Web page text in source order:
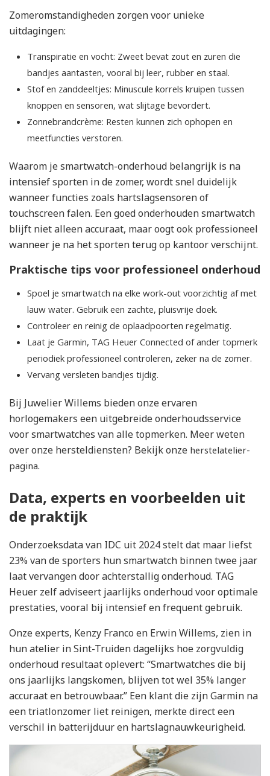
Zomeromstandigheden zorgen voor unieke
uitdagingen:
Transpiratie en vocht: Zweet bevat zout en zuren die
bandjes aantasten, vooral bij leer, rubber en staal.
Stof en zanddeeltjes: Minuscule korrels kruipen tussen
knoppen en sensoren, wat slijtage bevordert.
Zonnebrandcrème: Resten kunnen zich ophopen en
meetfuncties verstoren.
Waarom je smartwatch-onderhoud belangrijk is na
intensief sporten in de zomer, wordt snel duidelijk
wanneer functies zoals hartslagsensoren of
touchscreen falen. Een goed onderhouden smartwatch
blijft niet alleen accuraat, maar oogt ook professioneel
wanneer je na het sporten terug op kantoor verschijnt.
Praktische tips voor professioneel onderhoud
Spoel je smartwatch na elke work-out voorzichtig af met
lauw water. Gebruik een zachte, pluisvrije doek.
Controleer en reinig de oplaadpoorten regelmatig.
Laat je Garmin, TAG Heuer Connected of ander topmerk
periodiek professioneel controleren, zeker na de zomer.
Vervang versleten bandjes tijdig.
Bij Juwelier Willems bieden onze ervaren
horlogemakers een uitgebreide onderhoudsservice
voor smartwatches van alle topmerken. Meer weten
over onze hersteldiensten? Bekijk onze herstelatelier-
pagina.
Data, experts en voorbeelden uit
de praktijk
Onderzoeksdata van IDC uit 2024 stelt dat maar liefst
23% van de sporters hun smartwatch binnen twee jaar
laat vervangen door achterstallig onderhoud. TAG
Heuer zelf adviseert jaarlijks onderhoud voor optimale
prestaties, vooral bij intensief en frequent gebruik.
Onze experts, Kenzy Franco en Erwin Willems, zien in
hun atelier in Sint-Truiden dagelijks hoe zorgvuldig
onderhoud resultaat oplevert: “Smartwatches die bij
ons jaarlijks langskomen, blijven tot wel 35% langer
accuraat en betrouwbaar.” Een klant die zijn Garmin na
een triatlonzomer liet reinigen, merkte direct een
verschil in batterijduur en hartslagnauwkeurigheid.